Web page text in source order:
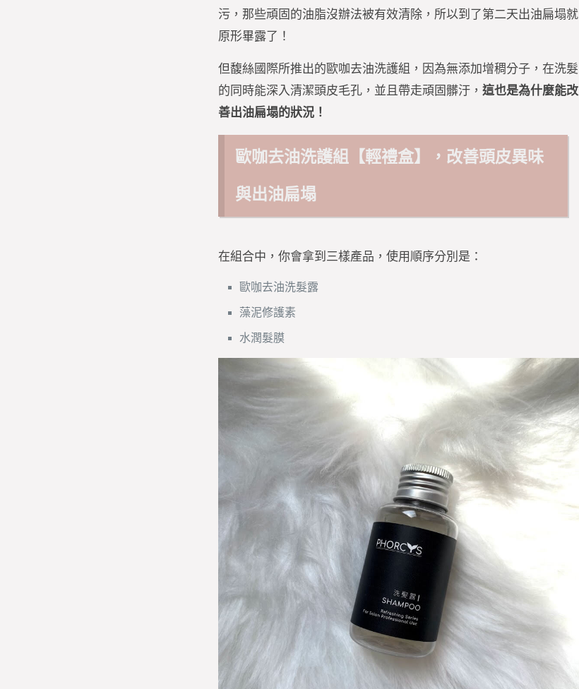
污，那些頑固的油脂沒辦法被有效清除，所以到了第二天出油扁塌就
原形畢露了！
但馥絲國際所推出的歐咖去油洗護組，因為無添加增稠分子，在洗髮
的同時能深入清潔頭皮毛孔，並且帶走頑固髒汙，這也是為什麼能改
善出油扁塌的狀況！
歐咖去油洗護組【輕禮盒】，改善頭皮異味
與出油扁塌
在組合中，你會拿到三樣產品，使用順序分別是：
歐咖去油洗髮露
藻泥修護素
水潤髮膜